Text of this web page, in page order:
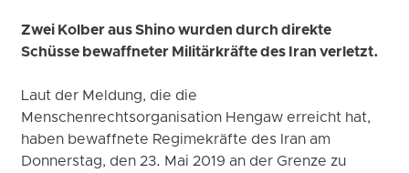
Zwei Kolber aus Shino wurden durch direkte
Schüsse bewaffneter Militärkräfte des Iran verletzt.
Laut der Meldung, die die
Menschenrechtsorganisation Hengaw erreicht hat,
haben bewaffnete Regimekräfte des Iran am
Donnerstag, den 23. Mai 2019 an der Grenze zu